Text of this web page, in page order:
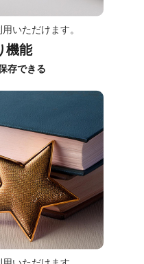
いただけます。
機能
存できる